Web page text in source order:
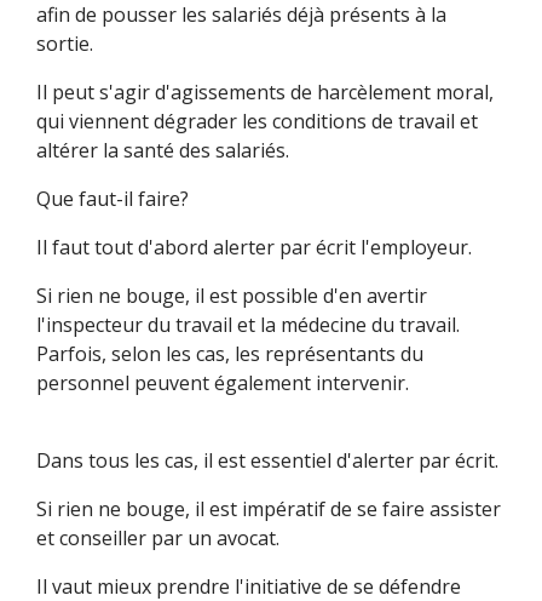
afin de pousser les salariés déjà présents à la
sortie.
Il peut s'agir d'agissements de harcèlement moral,
qui viennent dégrader les conditions de travail et
altérer la santé des salariés.
Que faut-il faire?
Il faut tout d'abord alerter par écrit l'employeur.
Si rien ne bouge, il est possible d'en avertir
l'inspecteur du travail et la médecine du travail.
Parfois, selon les cas, les représentants du
personnel peuvent également intervenir.
Dans tous les cas, il est essentiel d'alerter par écrit.
Si rien ne bouge, il est impératif de se faire assister
et conseiller par un avocat.
Il vaut mieux prendre l'initiative de se défendre